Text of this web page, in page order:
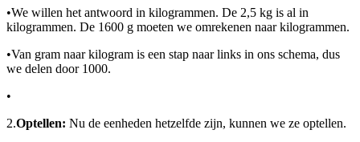
•We willen het antwoord in kilogrammen. De 2,5 kg is al in
kilogrammen. De 1600 g moeten we omrekenen naar kilogrammen.
•Van gram naar kilogram is een stap naar links in ons schema, dus
we delen door 1000.
•
2.Optellen: Nu de eenheden hetzelfde zijn, kunnen we ze optellen.